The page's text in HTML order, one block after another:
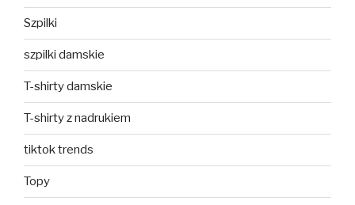
Szpilki
szpilki damskie
T-shirty damskie
T-shirty z nadrukiem
tiktok trends
Topy